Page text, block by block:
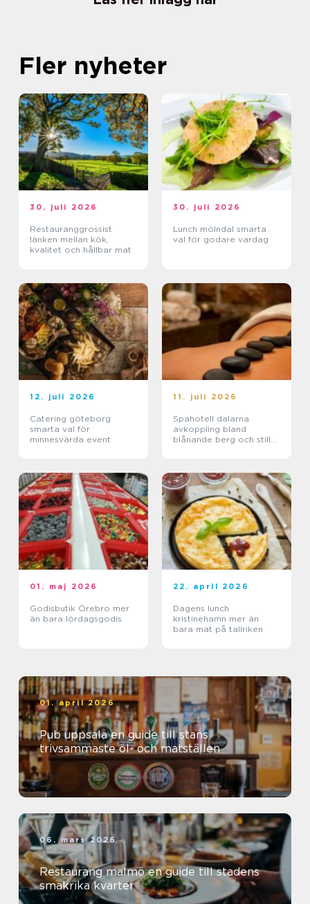
Fler nyheter
30. juli 2026
Restauranggrossist
länken mellan kök,
kvalitet och hållbar mat
30. juli 2026
Lunch mölndal smarta
val för godare vardag
12. juli 2026
Catering göteborg
smarta val för
minnesvärda event
11. juli 2026
Spahotell dalarna
avkoppling bland
blånande berg och stilla
01. maj 2026
Godisbutik Örebro mer
än bara lördagsgodis
22. april 2026
Dagens lunch
kristinehamn mer än
bara mat på tallriken
01. april 2026
Pub uppsala en guide till stans
trivsammaste öl- och matställen
06. mars 2026
Restaurang malmö en guide till stadens
smakrika kvarter